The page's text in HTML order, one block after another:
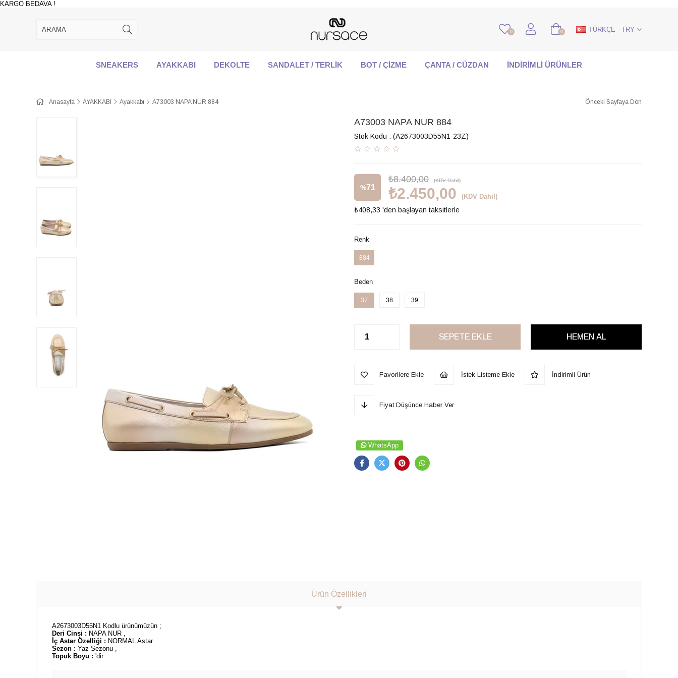
KARGO BEDAVA !
0 0 TÜRKÇE - TRY
SNEAKERS AYAKKABI DEKOLTE SANDALET / TERLİK BOT / ÇİZME ÇANTA / CÜZDAN İNDİRİMLİ ÜRÜNLER
Anasayfa AYAKKABI Ayakkabı A73003 NAPA NUR 884 Önceki Sayfaya Dön
A73003 NAPA NUR 884
Stok Kodu (A2673003D55N1-23Z)
%71
İndirim
₺8.400,00 (KDV Dahil)
₺2.450,00 (KDV Dahil)
₺408,33 'den başlayan taksitlerle
Renk
884
Beden
37 38 39
Favorilere Ekle İstek Listeme Ekle İndirimli Ürün
Fiyat Düşünce Haber Ver
WhatsApp
Ürün Özellikleri
A2673003D55N1 Kodlu ürünümüzün ;
Deri Cinsi : NAPA NUR ,
İç Astar Özelliği : NORMAL Astar
Sezon : Yaz Sezonu ,
Topuk Boyu : 'dir